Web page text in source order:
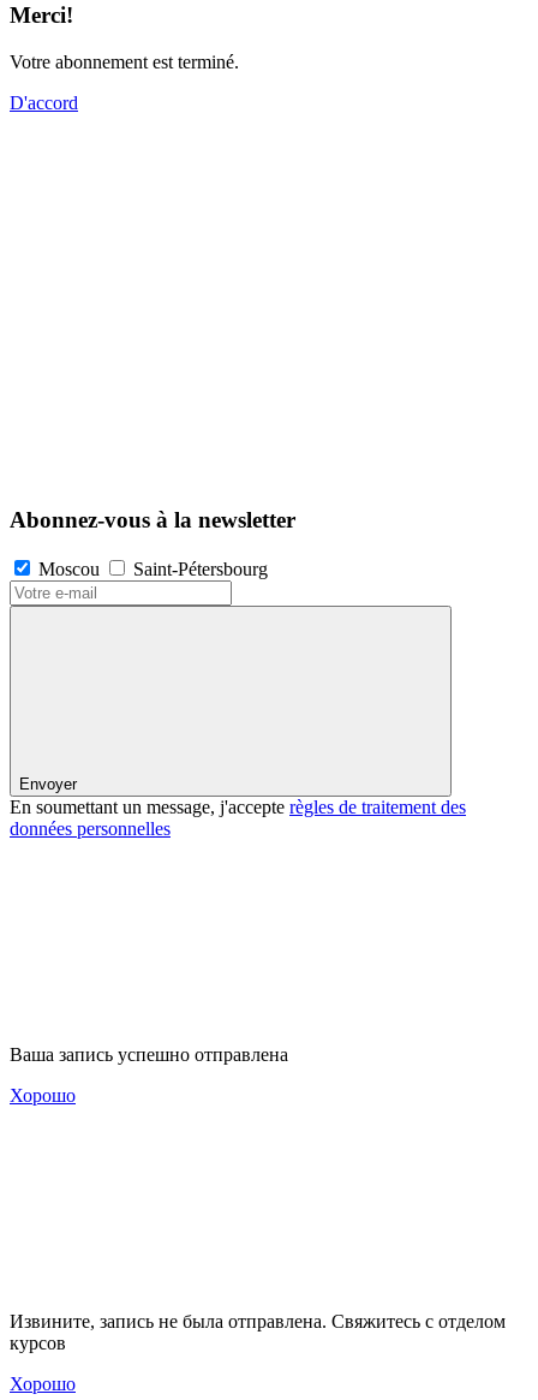
Merci!
Votre abonnement est terminé.
D'accord
Abonnez-vous à la newsletter
Moscou Saint-Pétersbourg
Envoyer
En soumettant un message, j'accepte règles de traitement des
données personnelles
Ваша запись успешно отправлена
Хорошо
Извините, запись не была отправлена. Свяжитесь с отделом
курсов
Хорошо